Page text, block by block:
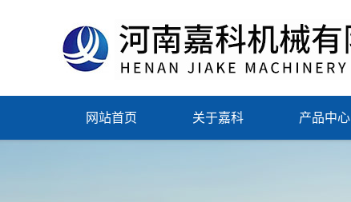
网站首页 关于嘉科 产品中心